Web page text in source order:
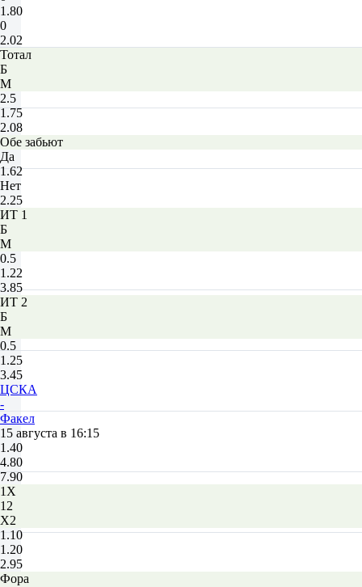
1.80
0
2.02
Тотал
Б
М
2.5
1.75
2.08
Обе забьют
Да
1.62
Нет
2.25
ИТ 1
Б
М
0.5
1.22
3.85
ИТ 2
Б
М
0.5
1.25
3.45
ЦСКА
-
Факел
15 августа в 16:15
1.40
4.80
7.90
1X
12
X2
1.10
1.20
2.95
Фора